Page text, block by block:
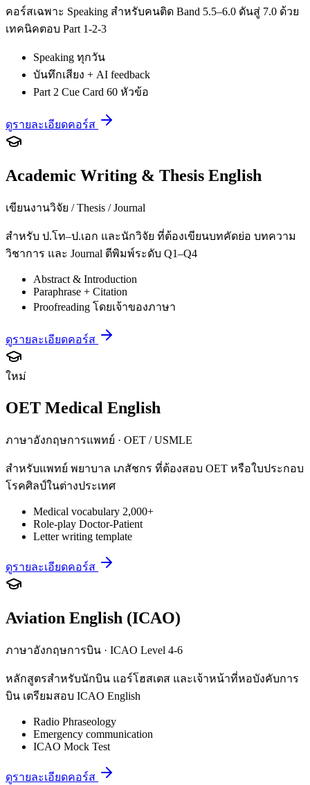
คอร์สเฉพาะ Speaking สำหรับคนติด Band 5.5–6.0 ดันสู่ 7.0 ด้วย
เทคนิคตอบ Part 1-2-3
Speaking ทุกวัน
บันทึกเสียง + AI feedback
Part 2 Cue Card 60 หัวข้อ
ดูรายละเอียดคอร์ส
Academic Writing & Thesis English
เขียนงานวิจัย / Thesis / Journal
สำหรับ ป.โท–ป.เอก และนักวิจัย ที่ต้องเขียนบทคัดย่อ บทความ
วิชาการ และ Journal ตีพิมพ์ระดับ Q1–Q4
Abstract & Introduction
Paraphrase + Citation
Proofreading โดยเจ้าของภาษา
ดูรายละเอียดคอร์ส
ใหม่
OET Medical English
ภาษาอังกฤษการแพทย์ · OET / USMLE
สำหรับแพทย์ พยาบาล เภสัชกร ที่ต้องสอบ OET หรือใบประกอบ
โรคศิลป์ในต่างประเทศ
Medical vocabulary 2,000+
Role-play Doctor-Patient
Letter writing template
ดูรายละเอียดคอร์ส
Aviation English (ICAO)
ภาษาอังกฤษการบิน · ICAO Level 4-6
หลักสูตรสำหรับนักบิน แอร์โฮสเตส และเจ้าหน้าที่หอบังคับการ
บิน เตรียมสอบ ICAO English
Radio Phraseology
Emergency communication
ICAO Mock Test
ดูรายละเอียดคอร์ส